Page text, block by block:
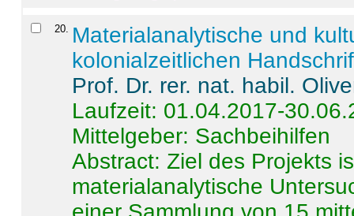
20
Materialanalytische und
kolonialzeitlichen
Prof. Dr. rer. nat. habil.
Laufzeit: 01.04.2017-
Mittelgeber: Sachbeihilfen
Abstract:Ziel des Projekts
materialanalytische